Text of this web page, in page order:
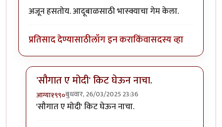
अजून हसतोय. आदूबाळसाठी भास्क्याचा गेम केला.
प्रतिसाद देण्यासाठीलॉग इन कराकिंवासदस्य व्हा
'सौगात ए मोदी' किट घेऊन नाचा.
आग्या१९९०बुधवार, 26/03/2025 23:36
In reply toसरकार ने माझी निवड केली नाही,
'सौगात ए मोदी' किट घेऊन नाचा.